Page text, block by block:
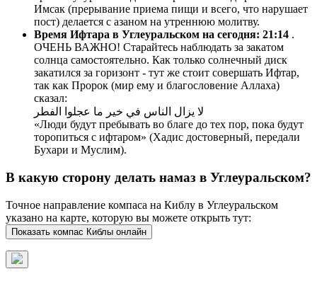
Имсак (прерывание приема пищи и всего, что нарушает
пост) делается с азаном на утреннюю молитву.
Время Ифтара в Углеуральском на сегодня: 21:14 .
ОЧЕНЬ ВАЖНО! Старайтесь наблюдать за закатом
солнца самостоятельно. Как только солнечный диск
закатился за горизонт - тут же стоит совершать Ифтар,
так как Пророк (мир ему и благословение Аллаха)
сказал:
لا يزال الناس في خير ما عجلوا الفطر
«Люди будут пребывать во благе до тех пор, пока будут
торопиться с ифтаром» (Хадис достоверный, передали
Бухари и Муслим).
В какую сторону делать намаз в Углеуральском?
Точное направление компаса на Киблу в Углеуральском
указано на карте, которую вы можете открыть тут:
Показать компас Киблы онлайн